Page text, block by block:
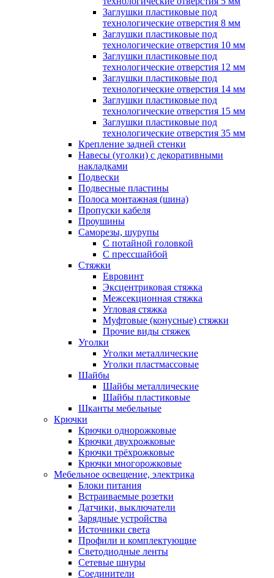
Заглушки пластиковые под
технологические отверстия 8 мм
Заглушки пластиковые под
технологические отверстия 10 мм
Заглушки пластиковые под
технологические отверстия 12 мм
Заглушки пластиковые под
технологические отверстия 14 мм
Заглушки пластиковые под
технологические отверстия 15 мм
Заглушки пластиковые под
технологические отверстия 35 мм
Крепление задней стенки
Навесы (уголки) с декоративными
накладками
Подвески
Подвесные пластины
Полоса монтажная (шина)
Пропуски кабеля
Проушины
Саморезы, шурупы
С потайной головкой
С прессшайбой
Стяжки
Евровинт
Эксцентриковая стяжка
Межсекционная стяжка
Угловая стяжка
Муфтовые (конусные) стяжки
Прочие виды стяжек
Уголки
Уголки металлические
Уголки пластмассовые
Шайбы
Шайбы металлические
Шайбы пластиковые
Шканты мебельные
Крючки
Крючки однорожковые
Крючки двухрожковые
Крючки трёхрожковые
Крючки многорожковые
Мебельное освещение, электрика
Блоки питания
Встраиваемые розетки
Датчики, выключатели
Зарядные устройства
Источники света
Профили и комплектующие
Светодиодные ленты
Сетевые шнуры
Соединители